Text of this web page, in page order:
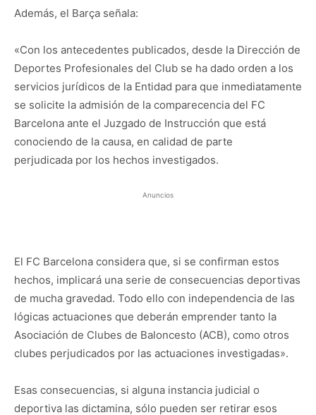
Además, el Barça señala:
«Con los antecedentes publicados, desde la Dirección de
Deportes Profesionales del Club se ha dado orden a los
servicios jurídicos de la Entidad para que inmediatamente
se solicite la admisión de la comparecencia del FC
Barcelona ante el Juzgado de Instrucción que está
conociendo de la causa, en calidad de parte
perjudicada por los hechos investigados.
Anuncios
El FC Barcelona considera que, si se confirman estos
hechos, implicará una serie de consecuencias deportivas
de mucha gravedad. Todo ello con independencia de las
lógicas actuaciones que deberán emprender tanto la
Asociación de Clubes de Baloncesto (ACB), como otros
clubes perjudicados por las actuaciones investigadas».
Esas consecuencias, si alguna instancia judicial o
deportiva las dictamina, sólo pueden ser retirar esos